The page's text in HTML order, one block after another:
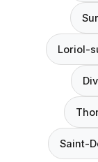
Loriol-
Saint-